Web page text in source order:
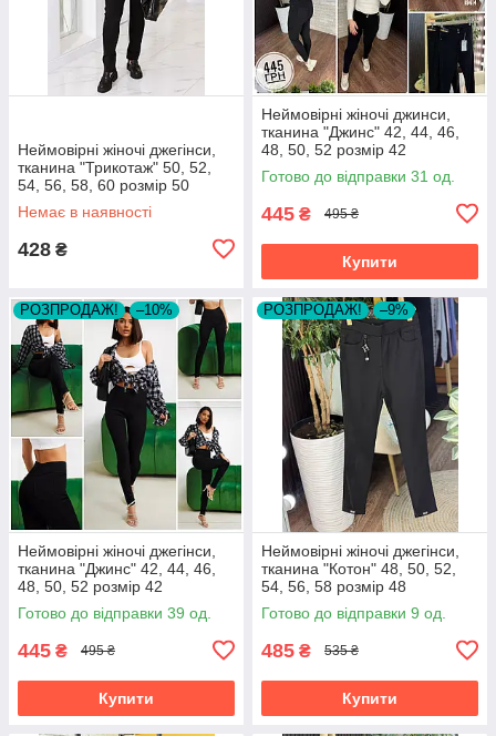
Неймовірні жіночі джегінси,
тканина "Трикотаж" 50, 52,
54, 56, 58, 60 розмір 50
Немає в наявності
428 ₴
Неймовірні жіночі джинси,
тканина "Джинс" 42, 44, 46,
48, 50, 52 розмір 42
Готово до відправки 31 од.
445 ₴ 495 ₴
Купити
РОЗПРОДАЖ! –10%
Неймовірні жіночі джегінси,
тканина "Джинс" 42, 44, 46,
48, 50, 52 розмір 42
Готово до відправки 39 од.
445 ₴ 495 ₴
Купити
РОЗПРОДАЖ! –9%
Неймовірні жіночі джегінси,
тканина "Котон" 48, 50, 52,
54, 56, 58 розмір 48
Готово до відправки 9 од.
485 ₴ 535 ₴
Купити